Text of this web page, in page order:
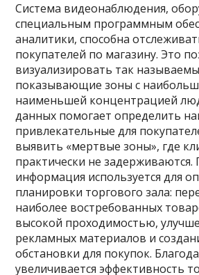
Система видеонаблюдения,
специальным программным
аналитики, способна
покупателей по магазину. Это
визуализировать так
показывающие зоны с
наименьшей концентрацией
данных помогает определить
привлекательные для
выявить «мертвые зоны», где
практически не задерживаются.
информация используется для
планировки торгового зала:
наиболее востребованных
высокой проходимостью,
рекламных материалов и
обстановки для покупок.
увеличивается эффективность